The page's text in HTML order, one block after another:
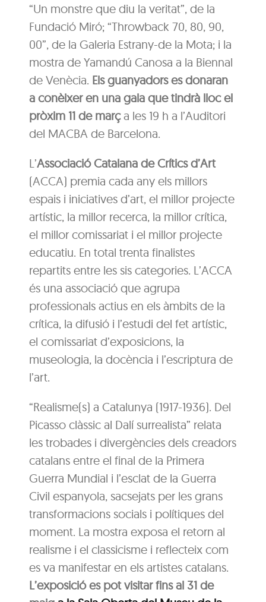
“Un monstre que diu la veritat”, de la
Fundació Miró; “Throwback 70, 80, 90,
00”, de la Galeria Estrany-de la Mota; i la
mostra de Yamandú Canosa a la Biennal
de Venècia. Els guanyadors es donaran
a conèixer en una gala que tindrà lloc el
pròxim 11 de marça les 19 h a l’Auditori
del MACBA de Barcelona.
L’Associació Catalana de Crítics d’Art
(ACCA) premia cada any els millors
espais i iniciatives d’art, el millor projecte
artístic, la millor recerca, la millor crítica,
el millor comissariat i el millor projecte
educatiu. En total trenta finalistes
repartits entre les sis categories. L’ACCA
és una associació que agrupa
professionals actius en els àmbits de la
crítica, la difusió i l’estudi del fet artístic,
el comissariat d’exposicions, la
museologia, la docència i l’escriptura de
l’art.
“Realisme(s) a Catalunya (1917-1936). Del
Picasso clàssic al Dalí surrealista” relata
les trobades i divergències dels creadors
catalans entre el final de la Primera
Guerra Mundial i l’esclat de la Guerra
Civil espanyola, sacsejats per les grans
transformacions socials i polítiques del
moment. La mostra exposa el retorn al
realisme i el classicisme i reflecteix com
es va manifestar en els artistes catalans.
L’exposició es pot visitar fins al 31 de